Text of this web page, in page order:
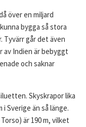
över en miljard
bygga så stora
Tyvärr går det även
av Indien är bebyggt
och saknar
Skyskrapor lika
i Sverige än så länge.
är 190 m, vilket